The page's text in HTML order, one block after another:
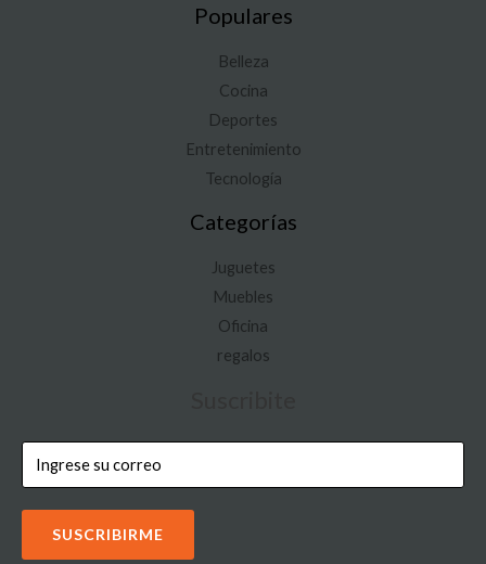
Populares
Belleza
Cocina
Deportes
Entretenimiento
Tecnología
Categorías
Juguetes
Muebles
Oficina
regalos
SUSCRIBIRME